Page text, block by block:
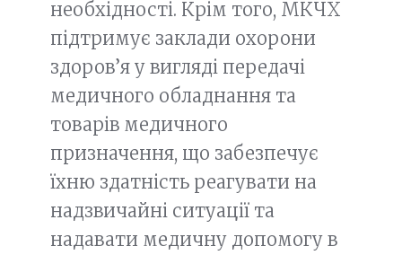
необхідності. Крім того, МКЧХ
підтримує заклади охорони
здоров’я у вигляді передачі
медичного обладнання та
товарів медичного
призначення, що забезпечує
їхню здатність реагувати на
надзвичайні ситуації та
надавати медичну допомогу в